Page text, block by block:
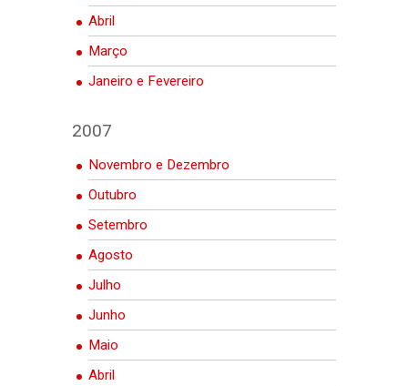
Abril
Março
Janeiro e Fevereiro
2007
Novembro e Dezembro
Outubro
Setembro
Agosto
Julho
Junho
Maio
Abril